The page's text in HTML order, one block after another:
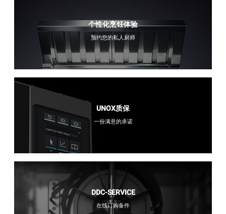
个性化烹饪体验
预约您的私人厨师
UNOX质保
一份满意的承诺
DDC-SERVICE
在线订购备件